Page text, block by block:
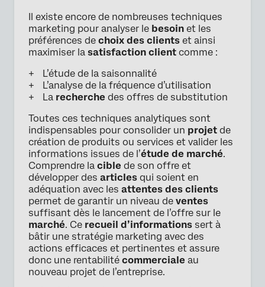
Il existe encore de nombreuses techniques
marketing pour analyser le besoin et les
préférences de choix des clients et ainsi
maximiser la satisfaction client comme :
L’étude de la saisonnalité
L’analyse de la fréquence d’utilisation
La recherche des offres de substitution
Toutes ces techniques analytiques sont
indispensables pour consolider un projet de
création de produits ou services et valider les
informations issues de l’étude de marché.
Comprendre la cible de son offre et
développer des articles qui soient en
adéquation avec les attentes des clients
permet de garantir un niveau de ventes
suffisant dès le lancement de l’offre sur le
marché. Ce recueil d’informations sert à
bâtir une stratégie marketing avec des
actions efficaces et pertinentes et assure
donc une rentabilité commerciale au
nouveau projet de l’entreprise.